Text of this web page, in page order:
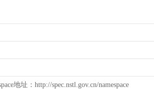
地址：http://spec.nstl.gov.cn/namespace